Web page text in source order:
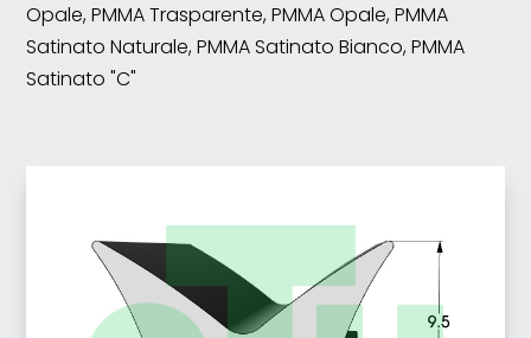
Opale, PMMA Trasparente, PMMA Opale, PMMA
Satinato Naturale, PMMA Satinato Bianco, PMMA
Satinato "C"